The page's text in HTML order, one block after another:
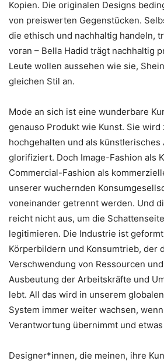
Kopien. Die originalen Designs
von preiswerten Gegenstücken.
die ethisch und nachhaltig handeln,
voran – Bella Hadid trägt nachhaltig
Leute wollen aussehen wie sie,
gleichen Stil an.
Mode an sich ist eine wunderbare
genauso Produkt wie Kunst. Sie
hochgehalten und als künstlerisches
glorifiziert. Doch Image-Fashion als
Commercial-Fashion als
unserer wuchernden
voneinander getrennt werden. Und
reicht nicht aus, um die
legitimieren. Die Industrie ist
Körperbildern und Konsumtrieb, der
Verschwendung von Ressourcen
Ausbeutung der Arbeitskräfte und
lebt. All das wird in unserem
System immer weiter wachsen,
Verantwortung übernimmt und
Designer*innen, die meinen, ihre